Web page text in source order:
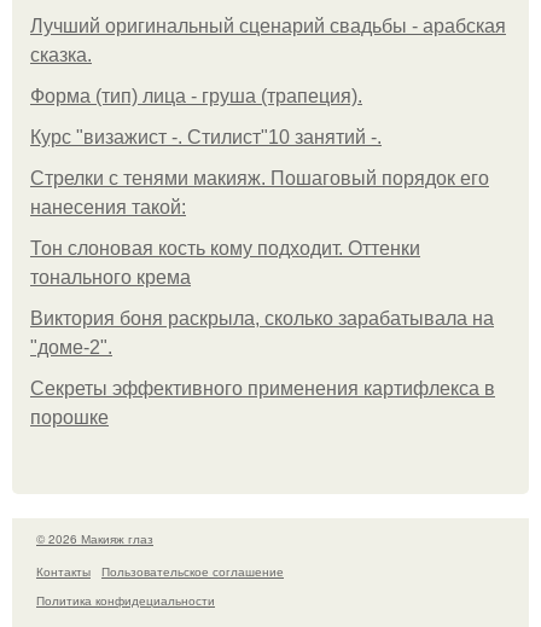
Лучший оригинальный сценарий свадьбы - арабская
сказка.
Форма (тип) лица - груша (трапеция).
Курс "визажист -. Стилист"10 занятий -.
Стрелки с тенями макияж. Пошаговый порядок его
нанесения такой:
Тон слоновая кость кому подходит. Оттенки
тонального крема
Виктория боня раскрыла, сколько зарабатывала на
"доме-2".
Секреты эффективного применения картифлекса в
порошке
© 2026 Макияж глаз
Контакты
Пользовательское соглашение
Политика конфидециальности